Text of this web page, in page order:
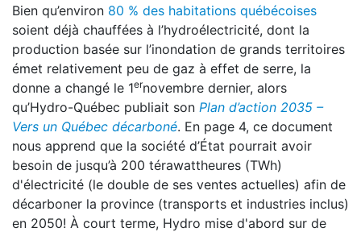
Bien qu’environ 80 % des habitations québécoises
soient déjà chauffées à l’hydroélectricité, dont la
production basée sur l’inondation de grands territoires
émet relativement peu de gaz à effet de serre, la
donne a changé le 1ernovembre dernier, alors
qu’Hydro-Québec publiait son Plan d’action 2035 –
Vers un Québec décarboné. En page 4, ce document
nous apprend que la société d’État pourrait avoir
besoin de jusqu’à 200 térawattheures (TWh)
d'électricité (le double de ses ventes actuelles) afin de
décarboner la province (transports et industries inclus)
en 2050! À court terme, Hydro mise d'abord sur de